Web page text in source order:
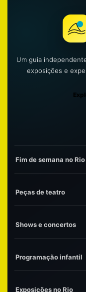
Um guia
exposições e
Fim de semana no Rio
Peças de teatro
Shows e concertos
Programação infantil
Exposições no Rio